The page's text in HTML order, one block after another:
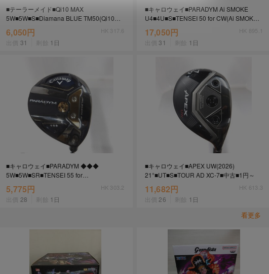
服務費與
外付
的Letao
■テーラーメイド■Qi10 MAX
5W■5W■S■Diamana BLUE TM50(Qi10
FW)■中古■1円～
6,050円 HK 317.6
31 1日
■キャロウェイ■PARADYM Ai SMOKE
U4■4U■S■TENSEI 50 for CW(Ai SMOKE
UT)■中古■1円～
17,050円 HK 895.1
31 1日
■キャロウェイ■PARADYM ◆◆◆
5W■5W■SR■TENSEI 55 for
CW(PARADYM FW)■訳有中古■1円～
5,775円 HK 303.2
出價 28 剩餘 1日
■キャロウェイ■APEX UW(2026)
21°■UT■S■TOUR AD XC-7■中古■1円～
11,682円 HK 613.3
出價 26 剩餘 1日
看更多